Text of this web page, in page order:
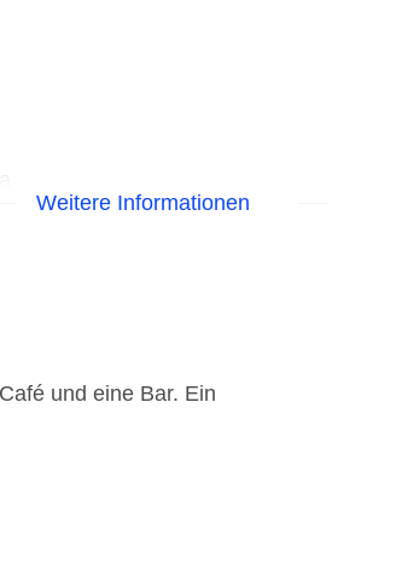
Weitere Informationen
und eine Bar. Ein